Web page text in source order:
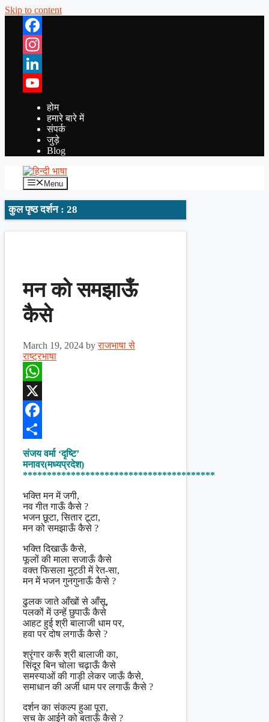
Skip to content
Facebook
Instagram
LinkedIn
YouTube
होम
हमारे बारे में
संपर्क
जुड़े
Blog
Menu
कुल पृष्ठ दर्शन : 28
मन को समझाऊँ
कैसे
March 19, 2024 byराजभाषा से
राष्ट्रभाषा
WhatsApp
X
Facebook
Share
संजय वर्मा ‘दृष्टि’
मनावर(मध्यप्रदेश)
****************************************
भक्ति मन में जगी,
नव गीत गाऊँ कैसे ?
भजन छूटा, सितार टूटा,
मन को समझाऊँ कैसे ?
भक्ति दिखाऊँ कैसे,
फूलों की माला सजाऊँ कैसे
वक्त फिसला मुट्ठी में रेत-सा,
मन में भजन गुनगुनाऊँ कैसे ?
ढुलक जाते आँखों से आँसू,
पलकों में उन्हें छुपाऊँ कैसे
आहट हुई श्री बालाजी धाम पर,
हवा पर दोष लगाऊँ कैसे ?
श्रृंगार करूँ श्री बालाजी का,
सिंदूर बिन चोला चढ़ाऊँ कैसे
समस्याओं की गाड़ी लेकर जाऊँ कैसे,
समाधान की अर्जी धाम पर लगाऊँ कैसे ?
दर्शन का संकल्प हुआ पूरा,
सच के आईने को बताऊँ कैसे ?